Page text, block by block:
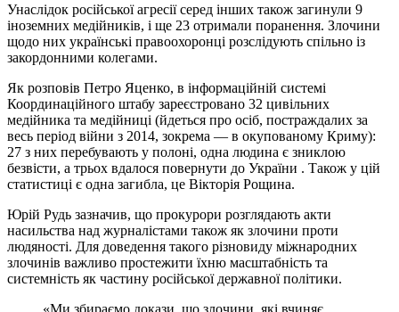
Унаслідок російської агресії серед інших також загинули 9
іноземних медійників, і ще 23 отримали поранення. Злочини
щодо них українські правоохоронці розслідують спільно із
закордонними колегами.
Як розповів Петро Яценко, в інформаційній системі
Координаційного штабу зареєстровано 32 цивільних
медійника та медійниці (йдеться про осіб, постраждалих за
весь період війни з 2014, зокрема — в окупованому Криму):
27 з них перебувають у полоні, одна людина є зниклою
безвісти, а трьох вдалося повернути до України . Також у цій
статистиці є одна загибла, це Вікторія Рощина.
Юрій Рудь зазначив, що прокурори розглядають акти
насильства над журналістами також як злочини проти
людяності. Для доведення такого різновиду міжнародних
злочинів важливо простежити їхню масштабність та
системність як частину російської державної політики.
«Ми збираємо докази, що злочини, які вчиняє